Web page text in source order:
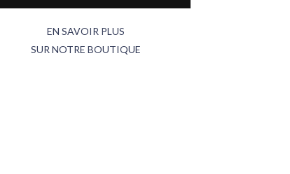
EN SAVOIR PLUS
SUR NOTRE BOUTIQUE